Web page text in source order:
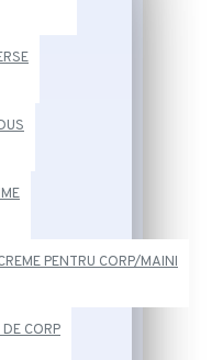
PENTRU CORP/MAINI
DE CORP